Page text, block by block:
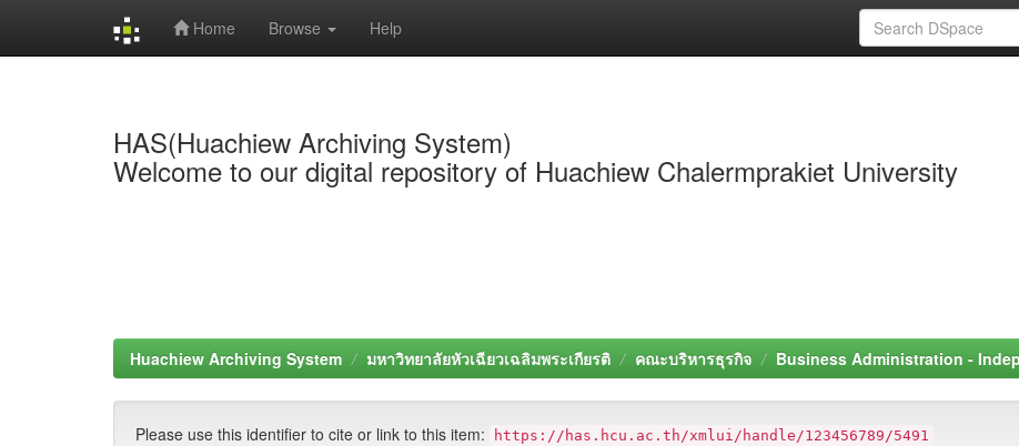
Home Browse Help
HAS(Huachiew Archiving System)
Welcome to our digital repository of Huachiew Chalermprakiet University
Huachiew Archiving System มหาวิทยาลัยหัวเฉียวเฉลิมพระเกียรติ คณะบริหารธุรกิจ Business Administration -
Please use this identifier to cite or link to this item: https://has.hcu.ac.th/xmlui/handle/123456789/5491